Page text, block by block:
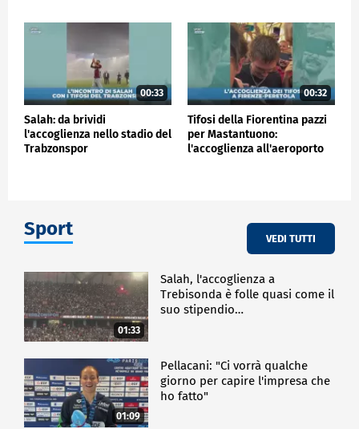
00:33
Salah: da brividi
l'accoglienza nello stadio del
Trabzonspor
00:32
Tifosi della Fiorentina pazzi
per Mastantuono:
l'accoglienza all'aeroporto
Sport VEDI TUTTI
01:33
Salah, l'accoglienza a
Trebisonda è folle quasi come il
suo stipendio…
01:09
Pellacani: "Ci vorrà qualche
giorno per capire l'impresa che
ho fatto"